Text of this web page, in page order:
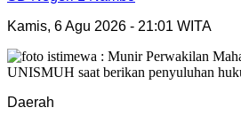
Kamis, 6 Agu 2026 - 21:01 WITA
Daerah